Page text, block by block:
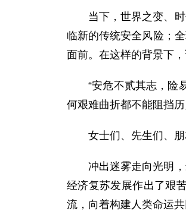
当下，世界之变、
临新的传统安全风险；
面前。在这样的背景下
“安危不贰其志，险
何艰难曲折都不能阻挡
女士们、先生们、朋
冲出迷雾走向光明
经济复苏发展作出了艰
流，向着构建人类命运